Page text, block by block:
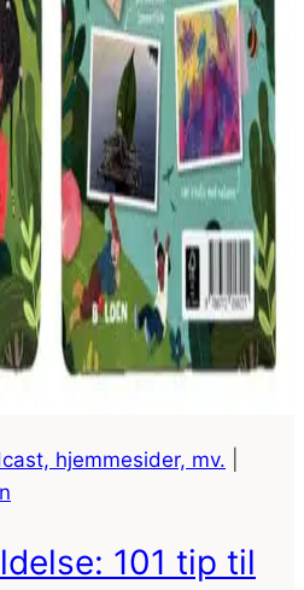
hjemmesider, mv.
101 tip til